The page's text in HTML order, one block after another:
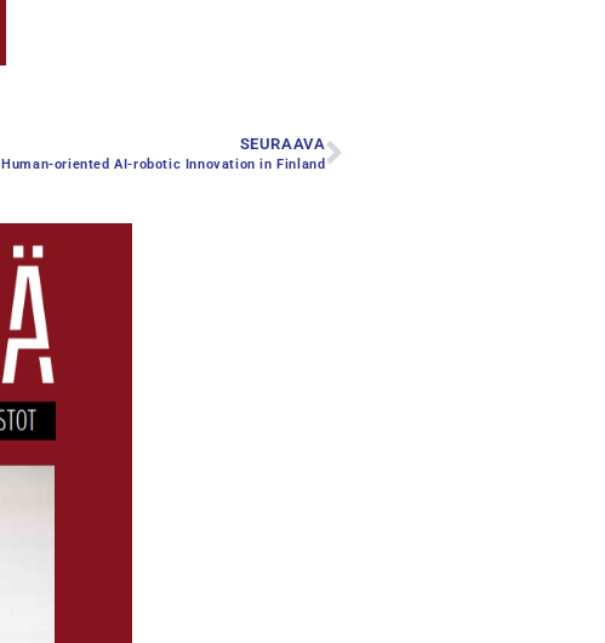
SEURAAVA
Human-oriented AI-robotic Innovation in Finland